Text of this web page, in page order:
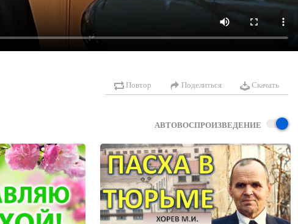
Повтор Поделиться Скачать
АВТОВОСПРОИЗВЕДЕНИЕ